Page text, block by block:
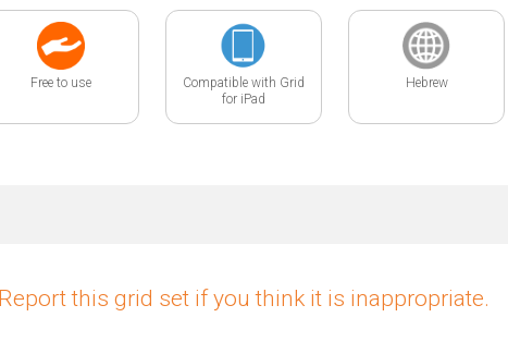
Free to use
Compatible with Grid
for iPad
Hebrew
Report this grid set if you think it is inappropriate.